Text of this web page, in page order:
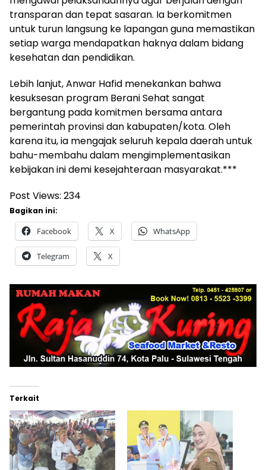
transparan dan tepat sasaran. Ia berkomitmen
untuk turun langsung ke lapangan guna memastikan
setiap warga mendapatkan haknya dalam bidang
kesehatan dan pendidikan.
Lebih lanjut, Anwar Hafid menekankan bahwa
kesuksesan program Berani Sehat sangat
bergantung pada komitmen bersama antara
pemerintah provinsi dan kabupaten/kota. Oleh
karena itu, ia mengajak seluruh kepala daerah untuk
bahu-membahu dalam mengimplementasikan
kebijakan ini demi kesejahteraan masyarakat.***
Post Views: 234
Bagikan ini:
Facebook X WhatsApp
Telegram X
Terkait